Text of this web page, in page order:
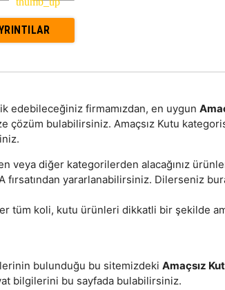
edebileceğiniz firmamızdan, en uygun
çözüm bulabilirsiniz. Amaçsız Kutu
veya diğer kategorilerden alacağınız
fırsatından yararlanabilirsiniz. Dilerseniz
tüm koli, kutu ürünleri dikkatli bir şekilde
bulunduğu bu sitemizdeki Amaçsız
bilgilerini bu sayfada bulabilirsiniz.